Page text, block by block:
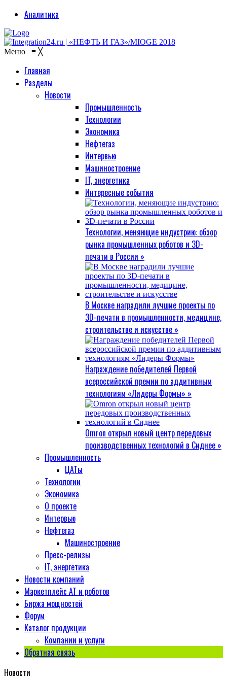
Аналитика
Меню ≡ ╳
Главная
Разделы
Новости
Промышленность
Технологии
Экономика
Нефтегаз
Интервью
Машиностроение
IT, энергетика
Интересные события
Технологии, меняющие индустрию: обзор
рынка промышленных роботов и 3D-
печати в России »
В Москве наградили лучшие проекты по
3D-печати в промышленности, медицине,
строительстве и искусстве »
Награждение победителей Первой
всероссийской премии по аддитивным
технологиям «Лидеры Формы» »
Omron открыл новый центр передовых
производственных технологий в Сиднее »
Промышленность
ЦАТы
Технологии
Экономика
О проекте
Интервью
Нефтегаз
Машиностроение
Пресс-релизы
IT, энергетика
Новости компаний
Маркетплейс АТ и роботов
Биржа мощностей
Форум
Каталог продукции
Компании и услуги
Обратная связь
Новости